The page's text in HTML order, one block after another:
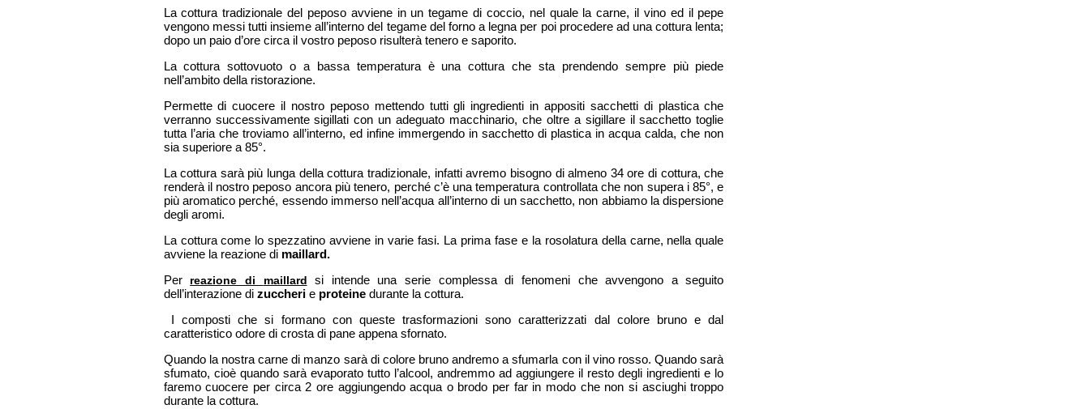
La cottura tradizionale del peposo avviene in un tegame di coccio, nel quale la carne, il vino ed il pepe
vengono messi tutti insieme all’interno del tegame del forno a legna per poi procedere ad una cottura lenta;
dopo un paio d’ore circa il vostro peposo risulterà tenero e saporito.
La cottura sottovuoto o a bassa temperatura è una cottura che sta prendendo sempre più piede
nell’ambito della ristorazione.
Permette di cuocere il nostro peposo mettendo tutti gli ingredienti in appositi sacchetti di plastica che
verranno successivamente sigillati con un adeguato macchinario, che oltre a sigillare il sacchetto toglie
tutta l’aria che troviamo all’interno, ed infine immergendo in sacchetto di plastica in acqua calda, che non
sia superiore a 85°.
La cottura sarà più lunga della cottura tradizionale, infatti avremo bisogno di almeno 34 ore di cottura, che
renderà il nostro peposo ancora più tenero, perché c’è una temperatura controllata che non supera i 85°, e
più aromatico perché, essendo immerso nell’acqua all’interno di un sacchetto, non abbiamo la dispersione
degli aromi.
La cottura come lo spezzatino avviene in varie fasi. La prima fase e la rosolatura della carne, nella quale
avviene la reazione di maillard.
Per reazione di maillard
si intende una serie complessa di fenomeni che avvengono a seguito
dell’interazione di zuccheri e proteinedurante la cottura.
I composti che si formano con queste trasformazioni sono caratterizzati dal colore bruno e dal
caratteristico odore di crosta di pane appena sfornato.
Quando la nostra carne di manzo sarà di colore bruno andremo a sfumarla con il vino rosso. Quando sarà
sfumato, cioè quando sarà evaporato tutto l’alcool, andremmo ad aggiungere il resto degli ingredienti e lo
faremo cuocere per circa 2 ore aggiungendo acqua o brodo per far in modo che non si asciughi troppo
durante la cottura.